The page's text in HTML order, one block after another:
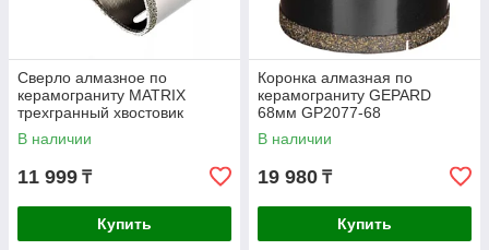
Сверло алмазное по
керамограниту MATRIX
трехгранный хвостовик
100х67мм 726883
В наличии
11 999 ₸
Купить
Коронка алмазная по
керамограниту GEPARD
68мм GP2077-68
В наличии
19 980 ₸
Купить